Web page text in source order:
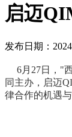
启迈
发布日期：
6月27日，"
同主办，启迈
律合作的机遇与